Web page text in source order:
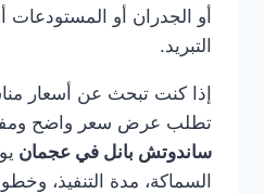
أو الجدران أو المستودعات
التبريد.
إذا كنت تبحث عن أسعار
تطلب عرض سعر واضح
ساندوتش بانل في عجمان
السماكة، مدة التنفيذ،